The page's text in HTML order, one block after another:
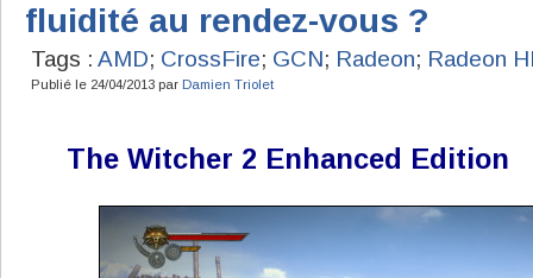
fluidité au rendez-vous ?
Tags : AMD; CrossFire; GCN; Radeon; Radeon
Publié le 24/04/2013 par Damien Triolet
The Witcher 2 Enhanced Edition